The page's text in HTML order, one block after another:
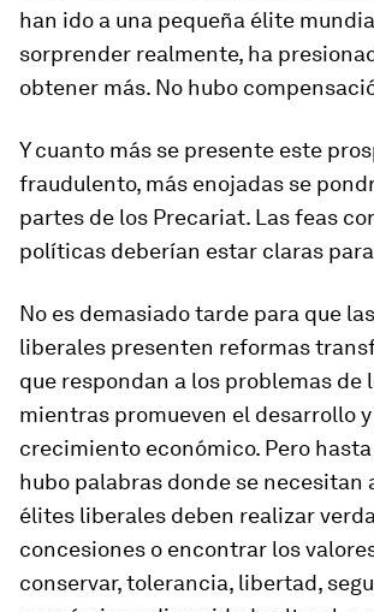
han ido a una pequeña élite
sorprender realmente, ha
obtener más. No hubo
Y cuanto más se presente este
fraudulento, más enojadas se
partes de los Precariat. Las feas
políticas deberían estar claras
No es demasiado tarde para que
liberales presenten reformas
que respondan a los problemas de
mientras promueven el desarrollo
crecimiento económico. Pero
hubo palabras donde se necesitan
élites liberales deben realizar
concesiones o encontrar los
conservar, tolerancia, libertad,